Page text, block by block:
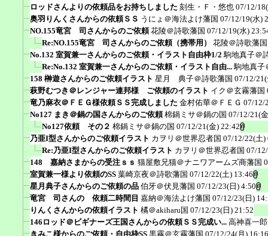
ロッドさんよりの依頼品をお持ちしました 刻生・Ｆ・悠也 07/12/
奥羽りんくさんからの依頼ＳＳ うにょ＠海法よけ藩国 07/12/19(水)
NO.155竜宮 司さんからのご依頼 花陵＠詩歌藩国 07/12/19(水)
Re:NO.155竜宮 司さんからのご依頼（携帯用）
花陵＠詩歌藩国
No.132 室賀兼一さんからのご依頼・イラスト自由枠1/2 駒地真子＠
Re:No.132 室賀兼一さんからのご依頼・イラスト自由... 駒地真子
158 榊遊さんからのご依頼イラスト 星月 典子＠詩歌藩国 07/12/
萩野むつき＠レンジャー連邦様 ご依頼のイラスト イク＠玄霧藩国
竜乃麻衣＠ＦＥＧ様依頼ＳＳ完成しました 金村佑華＠ＦＥＧ 07/12/
No127 まき＠鍋の国さんからのご依頼 棉鍋ミサ＠鍋の国 07/12/21(
No127依頼 その２ 棉鍋ミサ＠鍋の国 07/12/21(金) 22:42
乃亜I型さんからのご依頼イラスト カヲリ＠世界忍者国 07/12/22(土)
Re:乃亜I型さんからのご依頼イラスト カヲリ＠世界忍者国 07/
148 嘉納さまからの受注ｓｓ 猫屋敷兄猫＠ナニワアームズ商藩国
室賀兼一様より依頼のSS 葉崎京夜＠詩歌藩国 07/12/22(土) 13:46
星月典子さんからのご依頼の品 伯牙＠伏見藩国 07/12/23(日) 4:50
竜宮 司さんの 依頼二時間目 嘉納＠海法よけ藩国 07/12/23(日)
りんくさんからの依頼イラスト 橘＠akiharu国 07/12/23(日) 21:52
146ロッド＠ビギナーズ王国さんからの依頼ＳＳ完成い... 高神喜一
きみこ様からのご依頼・自由枠SS 黒霧＠玄霧藩国 07/12/24(月) 16:16